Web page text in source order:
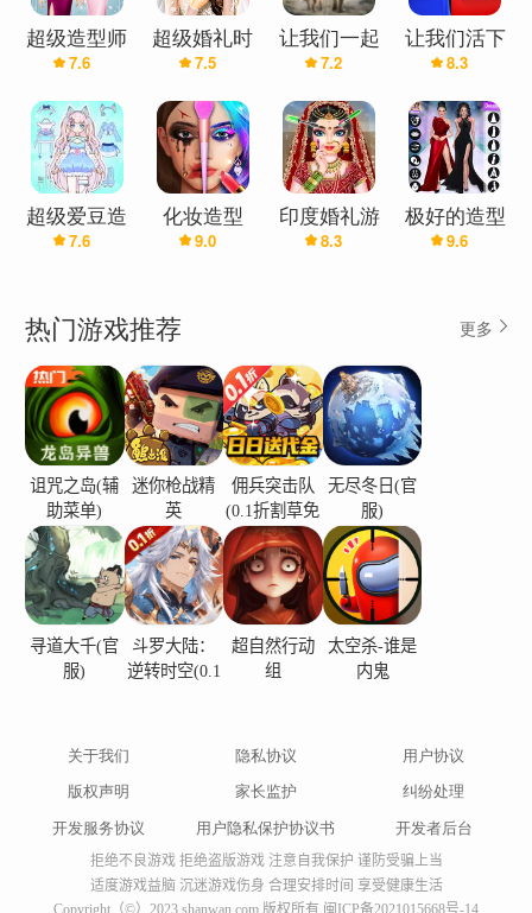
超级造型师
7.6
超级婚礼时
尚造型师
7.5
让我们一起
生存(辅助
菜单)
7.2
让我们活下
去
8.3
超级爱豆造
型师
7.6
化妆造型
师：化妆游
9.0
印度婚礼游
戏：超级造
8.3
极好的造型
师改造游戏
9.6
热门游戏推荐 更多
诅咒之岛(辅
助菜单)
迷你枪战精
英
佣兵突击队
(0.1折割草免
费版)
无尽冬日(官
服)
寻道大千(官
服)
斗罗大陆：
逆转时空(0.1
超自然行动
组
太空杀-谁是
内鬼
关于我们 隐私协议
用户协议
版权声明
家长监护
纠纷处理
开发服务协议
用户隐私保护协议书 开发者后台
拒绝不良游戏 拒绝盗版游戏 注意自我保护 谨防受骗上当
适度游戏益脑 沉迷游戏伤身 合理安排时间 享受健康生活